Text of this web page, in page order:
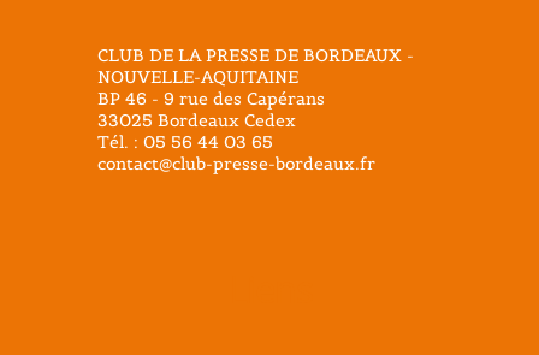
CLUB DE LA PRESSE DE BORDEAUX -
NOUVELLE-AQUITAINE
BP 46 - 9 rue des Capérans
33025 Bordeaux Cedex
Tél. : 05 56 44 03 65
contact@club-presse-bordeaux.fr